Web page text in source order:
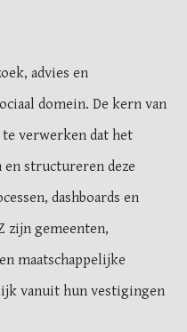
advies en
domein. De kern van
verwerken dat het
structureren deze
dashboards en
zijn gemeenten,
maatschappelijke
vanuit hun vestigingen